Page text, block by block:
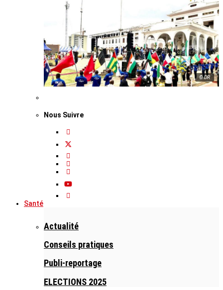
© DR
Nous Suivre
Santé
Actualité
Conseils pratiques
Publi-reportage
ELECTIONS 2025